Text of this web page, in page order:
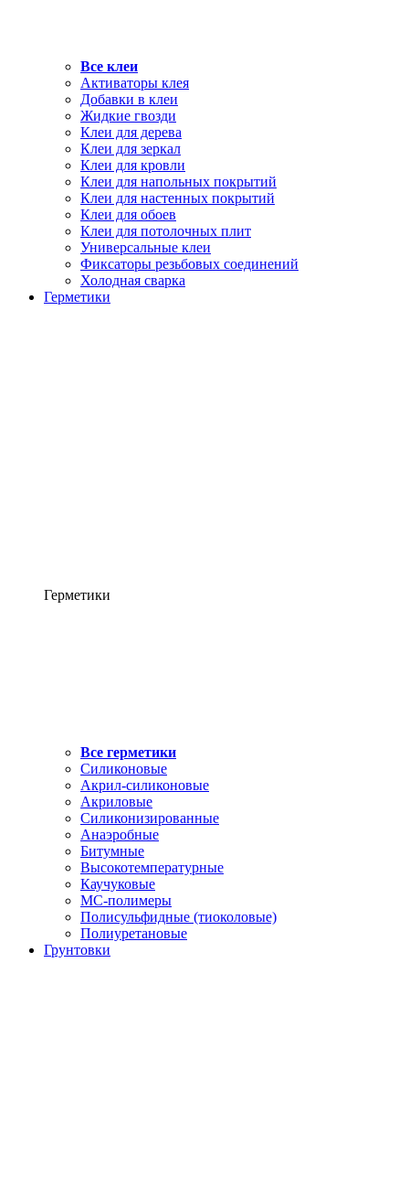
Все клеи
Активаторы клея
Добавки в клеи
Жидкие гвозди
Клеи для дерева
Клеи для зеркал
Клеи для кровли
Клеи для напольных покрытий
Клеи для настенных покрытий
Клеи для обоев
Клеи для потолочных плит
Универсальные клеи
Фиксаторы резьбовых соединений
Холодная сварка
Герметики
Герметики
Все герметики
Силиконовые
Акрил-силиконовые
Акриловые
Силиконизированные
Анаэробные
Битумные
Высокотемпературные
Каучуковые
МС-полимеры
Полисульфидные (тиоколовые)
Полиуретановые
Грунтовки